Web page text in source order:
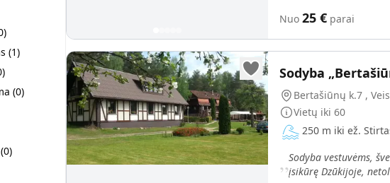
(1)
(0)
Nuo 25€ parai
Sodyba
Bertašiūnų k.7 ,
Vietų iki 60
250 m iki ež.
„Sodyba vestuvėms,
įsikūrę Dzūkijoje,